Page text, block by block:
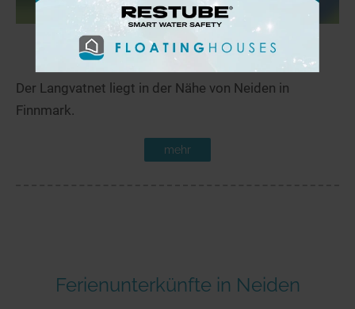
Langvatnet 18,4 km
Der Langvatnet liegt in der Nähe von Neiden in
Finnmark.
mehr
Ferienunterkünfte in Neiden